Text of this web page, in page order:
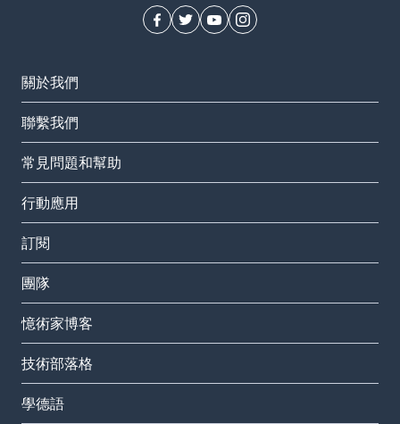
關於我們
聯繫我們
常見問題和幫助
行動應用
訂閱
團隊
憶術家博客
技術部落格
學德語